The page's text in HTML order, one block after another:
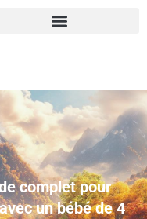
complet pour
un bébé de 4